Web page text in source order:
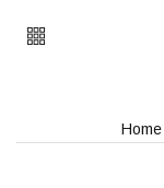
Home